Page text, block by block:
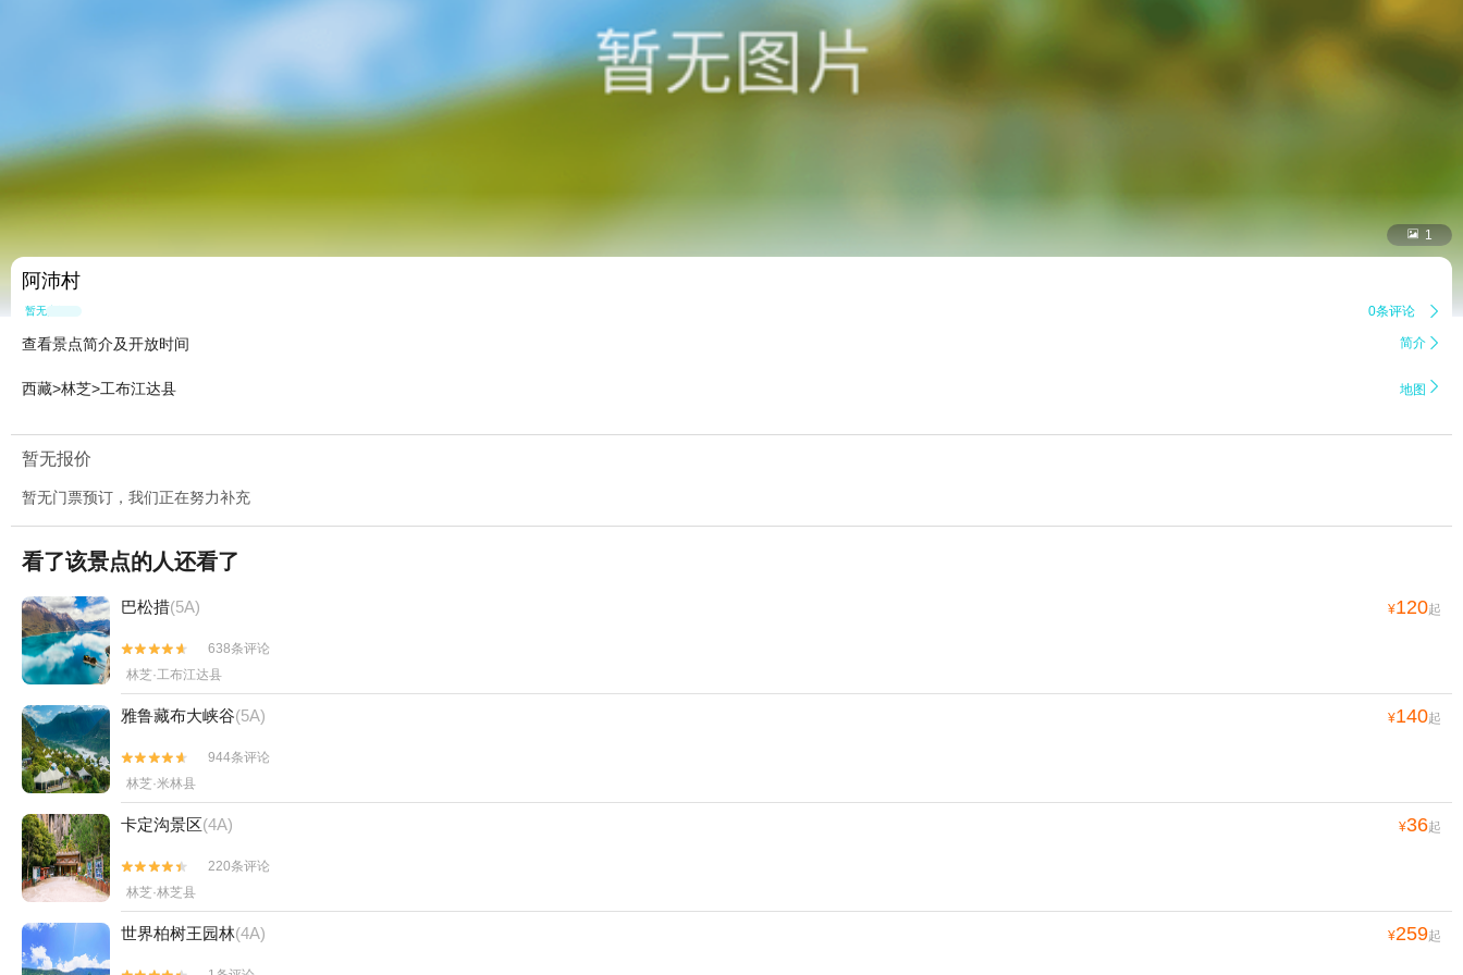
 1
阿沛村
暂无点评 0条评论 
查看景点简介及开放时间 简介 
西藏>林芝>工布江达县 地图 
暂无报价
暂无门票预订，我们正在努力补充
看了该景点的人还看了
巴松措(5A) ¥120起


638条评论
林芝·工布江达县
雅鲁藏布大峡谷(5A) ¥140起


944条评论
林芝·米林县
卡定沟景区(4A) ¥36起


220条评论
林芝·林芝县
世界柏树王园林(4A) ¥259起